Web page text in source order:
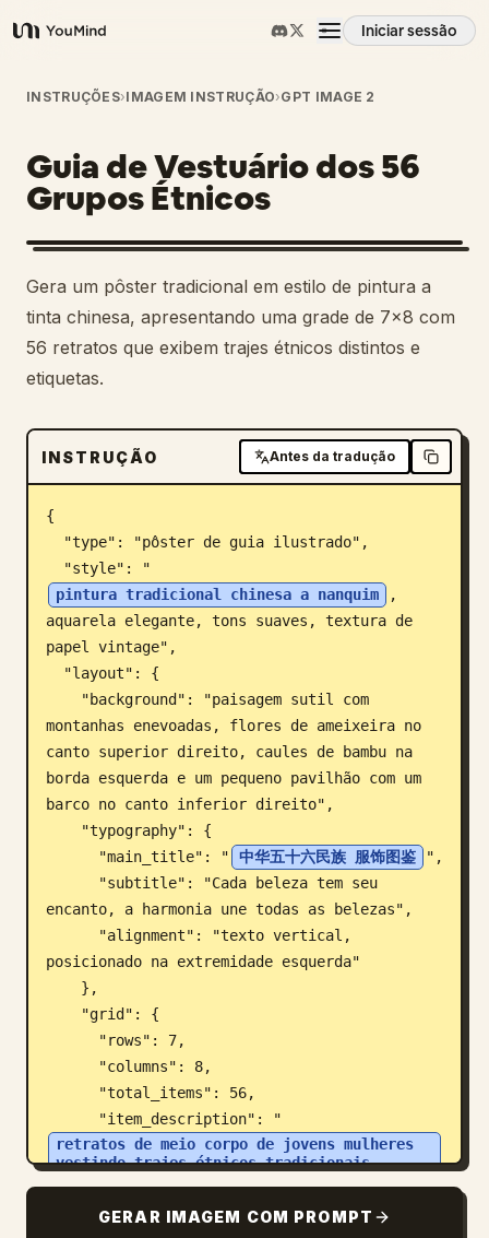
YouMind
Iniciar sessão
Visão geral
Casos de uso
Habilidades
Prompts
Preços
Transferir
Blogue
Atualizações
INSTRUÇÕES›IMAGEM INSTRUÇÃO›GPT IMAGE 2
Guia de Vestuário dos 56
Grupos Étnicos
Gera um pôster tradicional em estilo de pintura a
tinta chinesa, apresentando uma grade de 7x8 com
56 retratos que exibem trajes étnicos distintos e
etiquetas.
INSTRUÇÃO Antes da tradução
{
  "style": "
pintura tradicional chinesa a nanquim
,
aquarela elegante, tons suaves, textura de
papel vintage",
montanhas enevoadas, flores de ameixeira no
canto superior direito, caules de bambu na
borda esquerda e um pequeno pavilhão com um
barco no canto inferior direito",
      "main_title": "
中华五十六民族 服饰图鉴
",
encanto, a harmonia une todas as belezas",
posicionado na extremidade esquerda"
      "item_description": "
retratos de meio corpo de jovens mulheres
vestindo trajes étnicos tradicionais
GERAR IMAGEM COM PROMPT